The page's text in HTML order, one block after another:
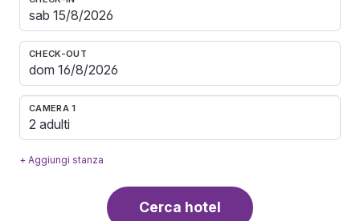
CHECK-OUT
CAMERA 1
2 adulti
+ Aggiungi stanza
Cerca hotel